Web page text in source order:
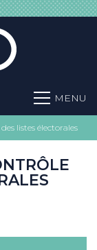
MENU
listes électorales